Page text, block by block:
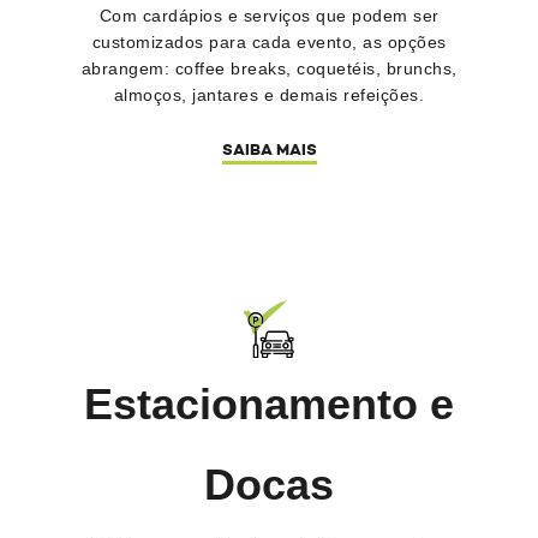
Com cardápios e serviços que podem ser
customizados para cada evento, as opções
abrangem: coffee breaks, coquetéis, brunchs,
almoços, jantares e demais refeições.
SAIBA MAIS
Estacionamento e
Docas